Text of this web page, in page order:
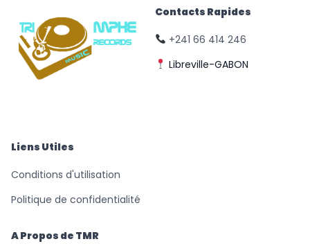
Contacts Rapides
+241 66 414 246
Libreville-GABON
Liens Utiles
Conditions d'utilisation
Politique de confidentialité
A Propos de TMR